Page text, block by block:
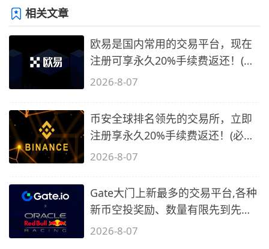
相关文章
欧易是国内常用的交易平台，现在
注册可享永久20%手续费返还！(必
备1)
2026-8-07
币安全球排名领先的交易所，立即
注册享永久20%手续费返还！(必备
2)
2026-8-07
Gate大门上新最多的交易平台,各种
新币空投奖励、数量有限先到先
得…
2026-8-07